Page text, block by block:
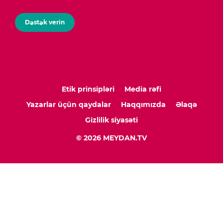
Dəstək verin
Etik prinsipləri
Media rəfi
Yazarlar üçün qaydalar
Haqqımızda
Əlaqə
Gizlilik siyasəti
© 2026 MEYDAN.TV